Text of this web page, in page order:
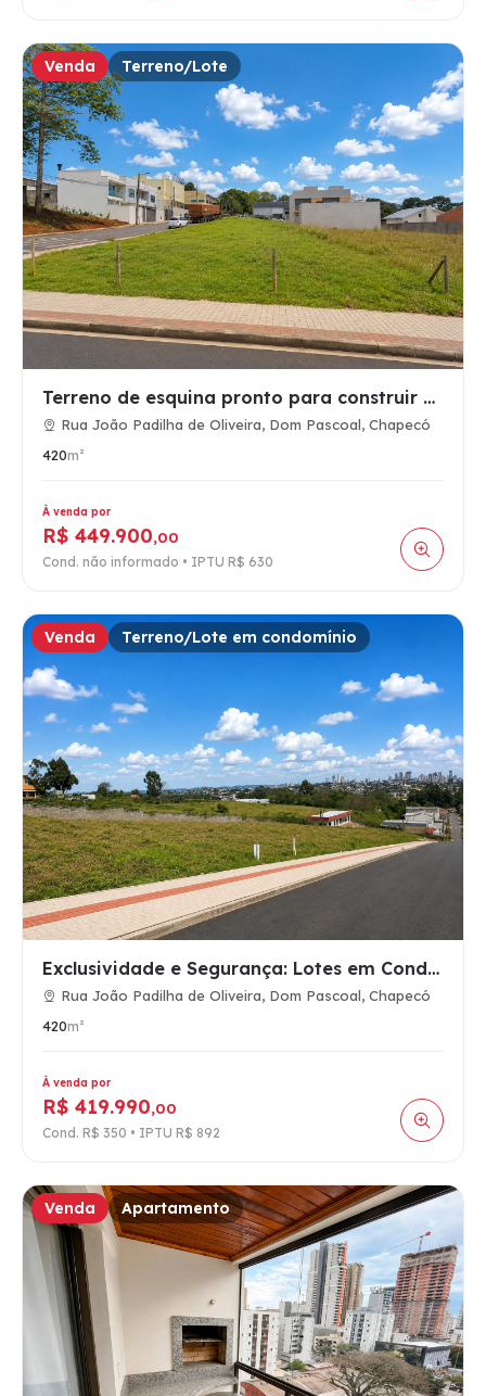
Venda Terreno/Lote
Terreno de esquina pronto para construir de 420 metros Don P…
Rua João Padilha de Oliveira, Dom Pascoal, Chapecó
420m²
À venda por
R$ 449.900,00
Cond. não informado • IPTU R$ 630
Venda Terreno/Lote em condomínio
Exclusividade e Segurança: Lotes em Condomínio Fechado com A…
Rua João Padilha de Oliveira, Dom Pascoal, Chapecó
420m²
À venda por
R$ 419.990,00
Cond. R$ 350 • IPTU R$ 892
Venda Apartamento